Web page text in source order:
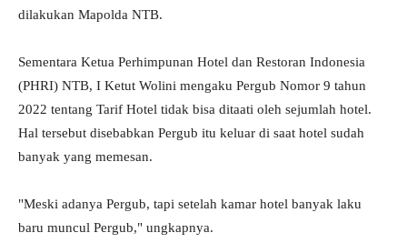
dilakukan Mapolda NTB.
Sementara Ketua Perhimpunan Hotel dan Restoran Indonesia
(PHRI) NTB, I Ketut Wolini mengaku Pergub Nomor 9 tahun
2022 tentang Tarif Hotel tidak bisa ditaati oleh sejumlah hotel.
Hal tersebut disebabkan Pergub itu keluar di saat hotel sudah
banyak yang memesan.
"Meski adanya Pergub, tapi setelah kamar hotel banyak laku
baru muncul Pergub," ungkapnya.